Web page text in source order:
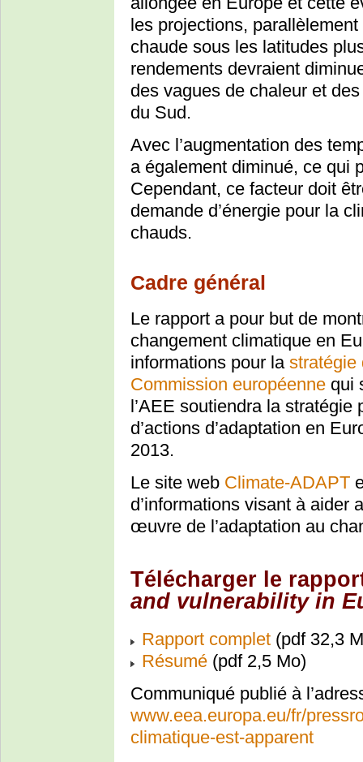
les projections,
chaude sous les latitudes
rendements devraient
des vagues de chaleur et
du Sud.
Avec l’augmentation des
a également diminué, ce qui
Cependant, ce facteur doit
demande d’énergie pour la
chauds.
Cadre général
Le rapport a pour but de
changement climatique en
informations pour la stratégie
Commission européenne qui
l’AEE soutiendra la stratégie
d’actions d’adaptation en
2013.
Le site web Climate-ADAPT
d’informations visant à aider
œuvre de l’adaptation au
Télécharger le
and vulnerability in
Rapport complet (pdf 32,3
Résumé (pdf 2,5 Mo)
Communiqué publié à
www.eea.europa.eu/fr/
climatique-est-apparent